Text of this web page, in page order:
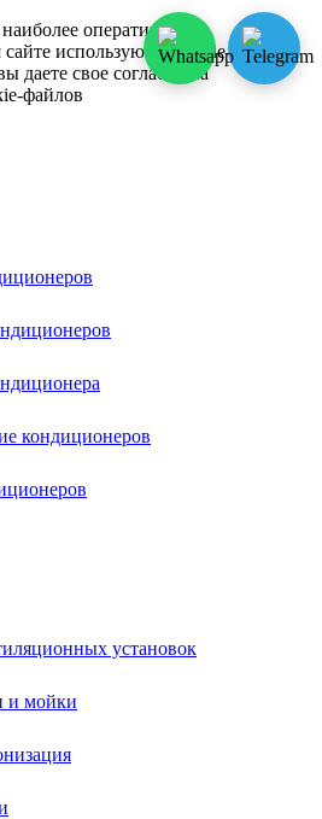
оперативного
используются cookie-файлы.
даете свое согласие на
файлов
кондиционеров
установок
и мойки